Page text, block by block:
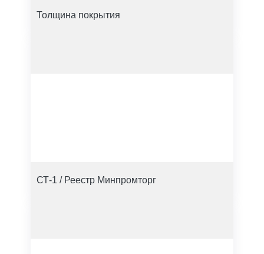
Толщина покрытия
СТ-1 / Реестр Минпромторг